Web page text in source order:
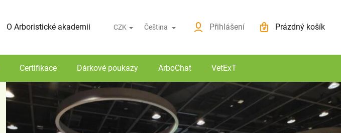
O Arboristické akademii Novinky O nákupu
CZK Čeština Přihlášení
Nákupní košík
Prázdný košík
Certifikace Dárkové poukazy ArboChat VetExT